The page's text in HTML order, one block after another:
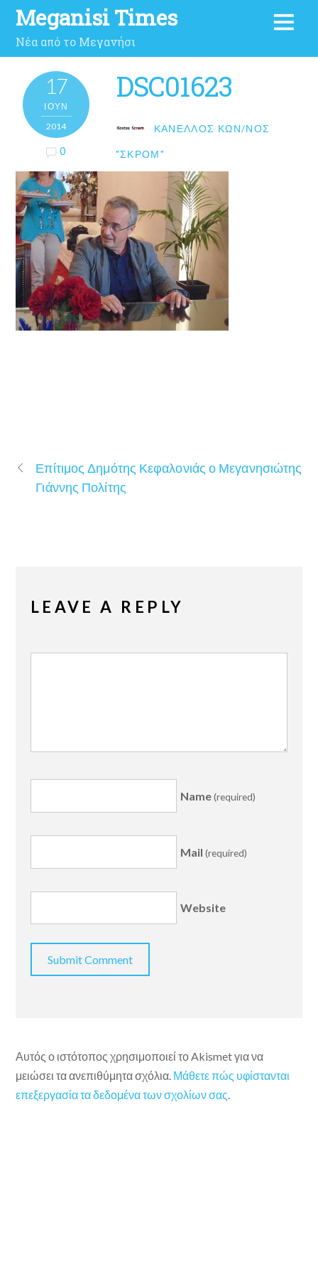
Meganisi Times
Νέα από το Μεγανήσι
17
ΙΟΎΝ
2014
0
DSC01623
ΚΑΝΈΛΛΟΣ ΚΩΝ/ΝΟΣ
"ΣΚΡΟΜ"
Επίτιμος Δημότης Κεφαλονιάς ο Μεγανησιώτης
Γιάννης Πολίτης
LEAVE A REPLY
Name(required)
Mail (required)
Website
Αυτός ο ιστότοπος χρησιμοποιεί το Akismet για να
μειώσει τα ανεπιθύμητα σχόλια. Μάθετε πώς υφίστανται
επεξεργασία τα δεδομένα των σχολίων σας.